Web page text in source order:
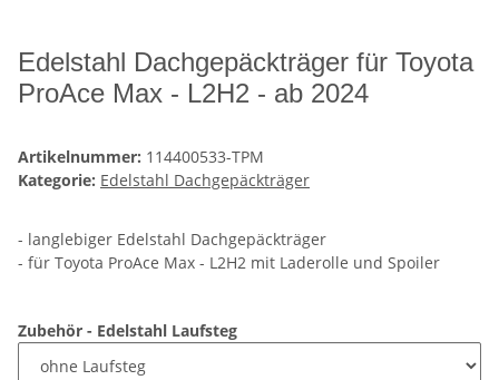
Edelstahl Dachgepäckträger für Toyota
ProAce Max - L2H2 - ab 2024
Artikelnummer: 114400533-TPM
Kategorie: Edelstahl Dachgepäckträger
- langlebiger Edelstahl Dachgepäckträger
- für Toyota ProAce Max - L2H2 mit Laderolle und Spoiler
Zubehör - Edelstahl Laufsteg